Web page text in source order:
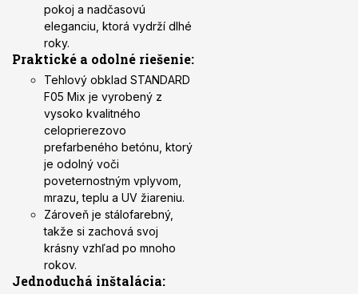
pokoj a nadčasovú
eleganciu, ktorá vydrží dlhé
roky.
Praktické a odolné riešenie:
Tehlový obklad STANDARD
F05 Mix je vyrobený z
vysoko kvalitného
celoprierezovo
prefarbeného betónu, ktorý
je odolný voči
poveternostným vplyvom,
mrazu, teplu a UV žiareniu.
Zároveň je stálofarebný,
takže si zachová svoj
krásny vzhľad po mnoho
rokov.
Jednoduchá inštalácia: